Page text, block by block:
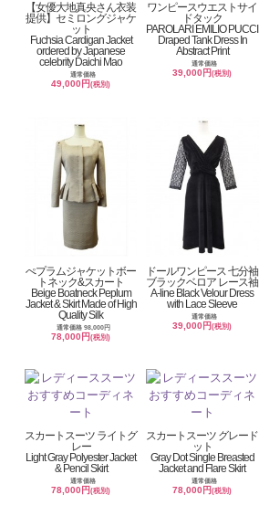
【女優大地真央さん衣装
提供】セミロングジャケ
ット
Fuchsia Cardigan Jacket
ordered by Japanese
celebrity Daichi Mao
通常価格
49,000円(税別)
ワンピースウエストサイ
ドタック
PAROLARI EMILIO PUCCI
Draped Tank Dress In
Abstract Print
通常価格
39,000円(税別)
ぺプラムジャケットボー
トネック&スカート
Beige Boatneck Peplum
Jacket & Skirt Made of High
Quality Silk
通常価格 98,000円
78,000円(税別)
ドールワンピース 七分袖
ブラックベロア レース袖
A-line Black Velour Dress
with Lace Sleeve
通常価格
39,000円(税別)
スカートスーツ ライトグ
レー
Light Gray Polyester Jacket
& Pencil Skirt
通常価格
78,000円(税別)
スカートスーツ グレード
ット
Gray Dot Single Breasted
Jacket and Flare Skirt
通常価格
78,000円(税別)